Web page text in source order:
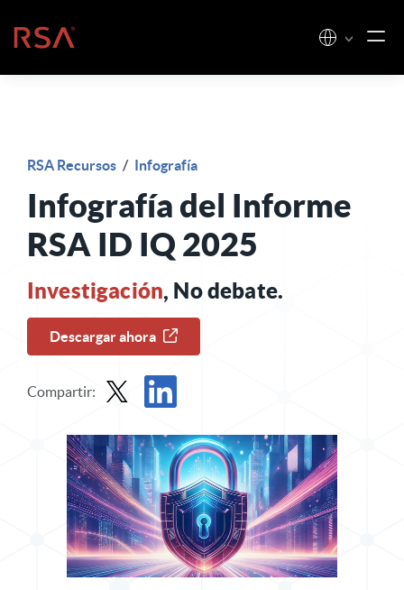
Inicio
RSA Recursos / Infografía
Infografía del Informe
RSA ID IQ 2025
Investigación, No debate.
Descargar ahora
Compartir: